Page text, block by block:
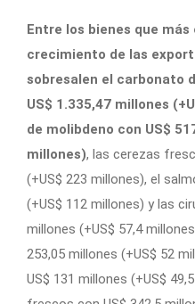
Entre los bienes que
crecimiento de las
sobresalen el carbonato
US$ 1.335,47 millones
de molibdeno con US$
millones), las cerezas
(+US$ 223 millones), el
(+US$ 112 millones) y las
millones (+US$ 57,4
253,05 millones (+US$ 52
US$ 131 millones (+US$